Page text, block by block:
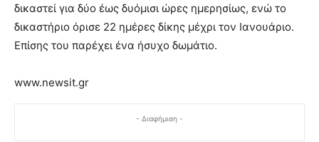
δικαστεί για δύο έως δυόμισι ώρες ημερησίως, ενώ το
δικαστήριο όρισε 22 ημέρες δίκης μέχρι τον Ιανουάριο.
Επίσης του παρέχει ένα ήσυχο δωμάτιο.
www.newsit.gr
- Διαφήμιση -